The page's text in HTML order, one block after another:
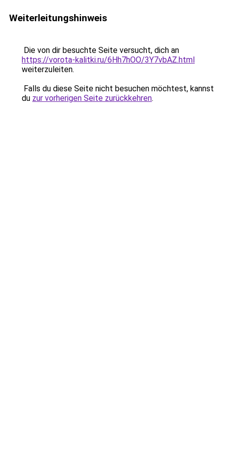
Weiterleitungshinweis
Die von dir besuchte Seite versucht, dich an
https://vorota-kalitki.ru/6Hh7hOO/3Y7vbAZ.html
weiterzuleiten.
Falls du diese Seite nicht besuchen möchtest, kannst
du zur vorherigen Seite zurückkehren.